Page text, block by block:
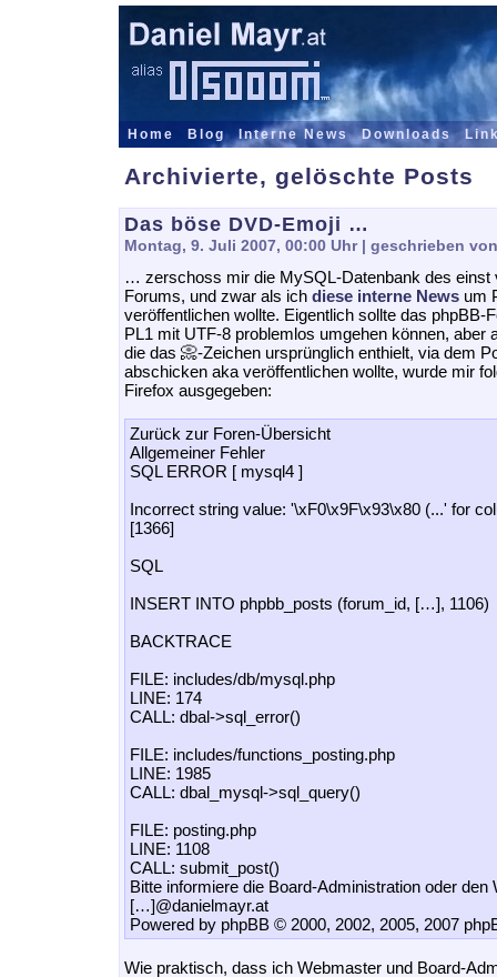
Home Blog Interne News Downloads
Archivierte, gelöschte Posts
Das böse DVD-Emoji …
Montag, 9. Juli 2007, 00:00 Uhr| geschrieben
… zerschoss mir die MySQL-Datenbank des einst
Forums, und zwar als ich diese interne News um
veröffentlichen wollte. Eigentlich sollte das phpBB-
PL1 mit UTF-8 problemlos umgehen können, aber
die das 📀-Zeichen ursprünglich enthielt, via dem
abschicken aka veröffentlichen wollte, wurde mir
Firefox ausgegeben:
Zurück zur Foren-Übersicht
Allgemeiner Fehler
SQL ERROR [ mysql4 ]
Incorrect string value: '\xF0\x9F\x93\x80 (...' for
[1366]
SQL
INSERT INTO phpbb_posts (forum_id, […], 1106)
BACKTRACE
FILE: includes/db/mysql.php
LINE: 174
CALL: dbal->sql_error()
FILE: includes/functions_posting.php
LINE: 1985
CALL: dbal_mysql->sql_query()
FILE: posting.php
LINE: 1108
CALL: submit_post()
Bitte informiere die Board-Administration oder den
[…]@danielmayr.at
Powered by phpBB © 2000, 2002, 2005, 2007
Wie praktisch, dass ich Webmaster und Board-